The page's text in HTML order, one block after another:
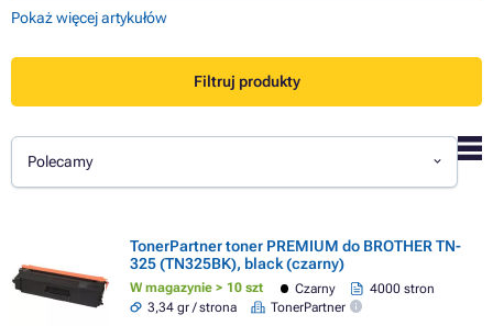
Pokaż więcej artykułów
Filtruj produkty
Polecamy
TonerPartner toner PREMIUM do BROTHER TN-
325 (TN325BK), black (czarny)
W magazynie > 10 szt Czarny
4000 stron
3,34 gr / strona
TonerPartner